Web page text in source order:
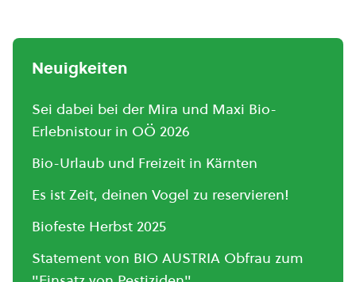
Neuigkeiten
Sei dabei bei der Mira und Maxi Bio-
Erlebnistour in OÖ 2026
Bio-Urlaub und Freizeit in Kärnten
Es ist Zeit, deinen Vogel zu reservieren!
Biofeste Herbst 2025
Statement von BIO AUSTRIA Obfrau zum